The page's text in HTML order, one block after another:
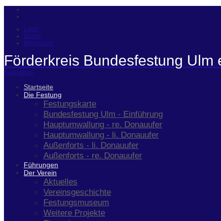
Login
Suche
Impressum
Förderkreis Bundesfestung Ulm
Navigation
Startseite
Die Festung
Festungskarte
Bundesfestung Ulm - Einführung
Hauptumwallung - re. Donauufer
Hauptumwallung - li. Donauufer
Außenforts - li. Donauufer
Außenforts - re. Donauufer
Führungen
Der Verein
Aktuelles
Vereinsgeschichte
Festungsmuseum
Weitere Projekte